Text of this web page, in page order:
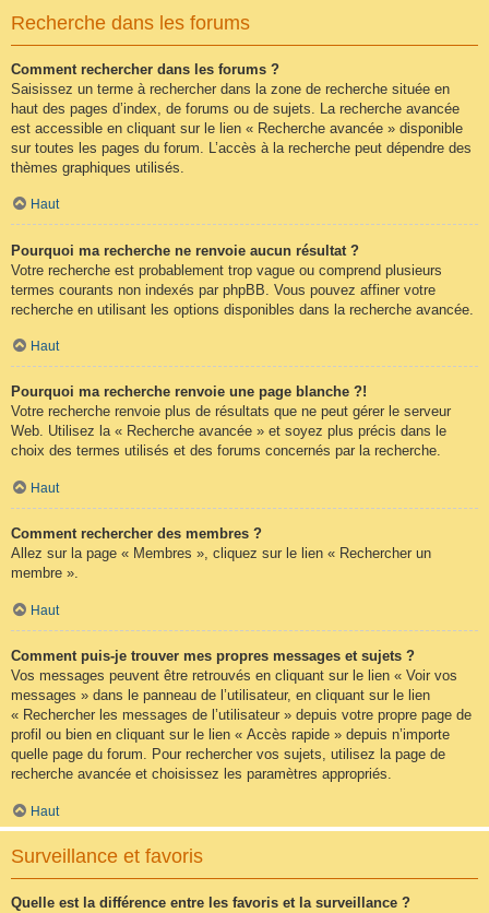
Recherche dans les forums
Comment rechercher dans les forums ?
Saisissez un terme à rechercher dans la zone de recherche située en
haut des pages d’index, de forums ou de sujets. La recherche avancée
est accessible en cliquant sur le lien « Recherche avancée » disponible
sur toutes les pages du forum. L’accès à la recherche peut dépendre des
thèmes graphiques utilisés.
Haut
Pourquoi ma recherche ne renvoie aucun résultat ?
Votre recherche est probablement trop vague ou comprend plusieurs
termes courants non indexés par phpBB. Vous pouvez affiner votre
recherche en utilisant les options disponibles dans la recherche avancée.
Haut
Pourquoi ma recherche renvoie une page blanche ?!
Votre recherche renvoie plus de résultats que ne peut gérer le serveur
Web. Utilisez la « Recherche avancée » et soyez plus précis dans le
choix des termes utilisés et des forums concernés par la recherche.
Haut
Comment rechercher des membres ?
Allez sur la page « Membres », cliquez sur le lien « Rechercher un
membre ».
Haut
Comment puis-je trouver mes propres messages et sujets ?
Vos messages peuvent être retrouvés en cliquant sur le lien « Voir vos
messages » dans le panneau de l’utilisateur, en cliquant sur le lien
« Rechercher les messages de l’utilisateur » depuis votre propre page de
profil ou bien en cliquant sur le lien « Accès rapide » depuis n’importe
quelle page du forum. Pour rechercher vos sujets, utilisez la page de
recherche avancée et choisissez les paramètres appropriés.
Haut
Surveillance et favoris
Quelle est la différence entre les favoris et la surveillance ?